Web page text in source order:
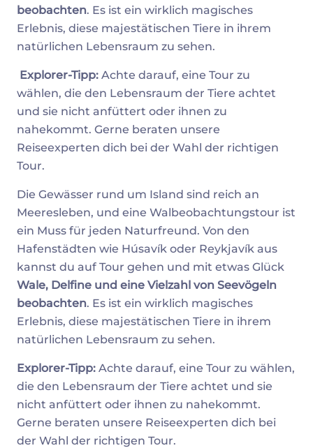
beobachten. Es ist ein wirklich magisches
Erlebnis, diese majestätischen Tiere in ihrem
natürlichen Lebensraum zu sehen.
Explorer-Tipp: Achte darauf, eine Tour zu
wählen, die den Lebensraum der Tiere achtet
und sie nicht anfüttert oder ihnen zu
nahekommt. Gerne beraten unsere
Reiseexperten dich bei der Wahl der richtigen
Tour.
Die Gewässer rund um Island sind reich an
Meeresleben, und eine Walbeobachtungstour ist
ein Muss für jeden Naturfreund. Von den
Hafenstädten wie Húsavík oder Reykjavík aus
kannst du auf Tour gehen und mit etwas Glück
Wale, Delfine und eine Vielzahl von Seevögeln
beobachten. Es ist ein wirklich magisches
Erlebnis, diese majestätischen Tiere in ihrem
natürlichen Lebensraum zu sehen.
Explorer-Tipp: Achte darauf, eine Tour zu wählen,
die den Lebensraum der Tiere achtet und sie
nicht anfüttert oder ihnen zu nahekommt.
Gerne beraten unsere Reiseexperten dich bei
der Wahl der richtigen Tour.